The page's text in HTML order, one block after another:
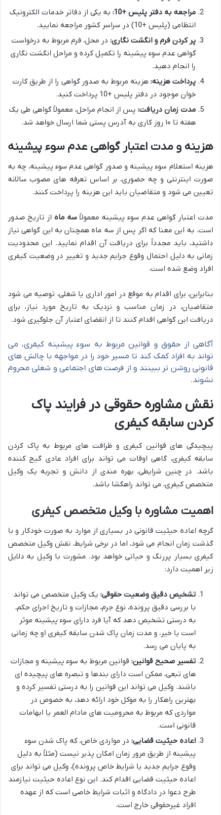
مراجعه به دفتر پلیس +10:
به یکی از دفاتر خدمات الکترونیک
انتظامی (پلیس +10) در سراسر کشور مراجعه نمایید.
پر کردن فرم و انگشت نگاری: در محل، فرم مربوط به درخواست
گواهی عدم سوء پیشینه را تکمیل کرده و مراحل انگشت نگاری
را انجام دهید.
پرداخت هزینه: هزینه مربوط به صدور گواهی را از طریق کارت
خوان موجود در دفتر پلیس +10 پرداخت کنید.
مدت زمان دریافت: پس از انجام مراحل، معمولاً گواهی طی یک
هفته تا ۱۰ روز کاری به آدرس پستی شما ارسال خواهد شد.
هزینه و مدت اعتبار گواهی عدم سوء پیشینه
هزینه استعلام سوء پیشینه و صدور گواهی عدم سوء پیشینه، چه به
صورت اینترنتی و چه حضوری، بر اساس تعرفه های مصوب سالانه
تعیین می شود و متقاضیان باید این هزینه را پرداخت کنند.
مدت اعتبار گواهی عدم سوء پیشینه معمولاً سه ماه از تاریخ صدور
است. به این معنا که اگر پس از سه ماه همچنان به این گواهی نیاز
داشتید، باید مجدداً برای دریافت آن اقدام نمایید. این محدودیت
زمانی به دلیل احتمال وقوع جرایم جدید و تغییر در وضعیت کیفری
افراد وضع شده است.
بنابراین، برای اقدام به موقع در امور اداری یا شغلی، توصیه می شود
متقاضیان، در زمان مناسب و نزدیک به تاریخ مورد نیاز، برای
دریافت این گواهی اقدام کنند تا از انقضای اعتبار آن جلوگیری شود.
آگاهی از حقوق و قوانین مربوط به سوء پیشینه کیفری، می
تواند به افراد کمک کند تا مسیر خود را در مواجهه با چالش های
قانونی روشن تر ببینند و از فرصت های اجتماعی و شغلی محروم
نشوند.
نقش مشاوره حقوقی در فرایند پاک
کردن سابقه کیفری
پیچیدگی های قوانین کیفری و ظرافت های مربوط به پاک کردن
سابقه کیفری، گاهی اوقات می تواند برای افراد عادی گیج کننده
باشد. در چنین شرایطی، بهره مندی از دانش و تجربه یک وکیل
متخصص کیفری، می تواند راهگشا باشد.
اهمیت مشاوره با وکیل متخصص کیفری
گرچه اعاده حیثیت قانونی در بسیاری از موارد به صورت خودکار و با
گذشت زمان انجام می شود، اما در برخی شرایط، نقش وکیل متخصص
کیفری بسیار پررنگ و حیاتی خواهد بود. مشورت با وکیل به دلایل
زیر اهمیت دارد:
تشخیص دقیق وضعیت حقوقی: یک وکیل متخصص می تواند
با بررسی دقیق پرونده، نوع جرم، مجازات و تاریخ اجرای حکم،
به درستی تشخیص دهد که آیا فرد دارای سوء پیشینه موثر
است یا خیر، و مدت زمان پاک شدن سابقه کیفری او چه زمانی
به پایان می رسد.
تفسیر صحیح قوانین: قوانین مربوط به سوء پیشینه و مجازات
های تبعی، ممکن است دارای بندها و تبصره های پیچیده ای
باشند. وکیل می تواند این قوانین را به درستی تفسیر کرده و
بهترین راهکار را به موکل خود ارائه دهد، به خصوص در
مواردی که مربوط به محرومیت های مادام العمر یا ابهامات
قانونی است.
اعاده حیثیت قضایی: در مواردی خاص، که پاک شدن سوء
پیشینه از طریق مرور زمان امکان پذیر نیست (مثلاً به دلیل
وقوع جرایم جدید یا شرایط خاص پرونده)، وکیل می تواند برای
اعاده حیثیت قضایی اقدام کند. این نوع اعاده حیثیت نیازمند
طرح دعوا در دادگاه و اثبات شرایط خاصی است که از عهده
افراد غیرحقوقی خارج است.